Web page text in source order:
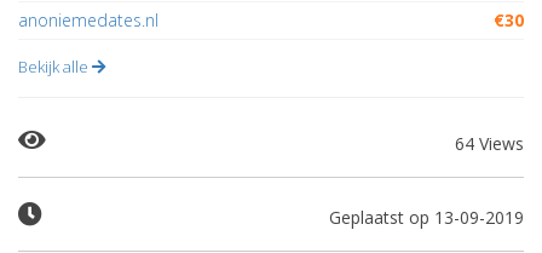
anoniemedates.nl
€30
Bekijk alle
64 Views
Geplaatst op 13-09-2019